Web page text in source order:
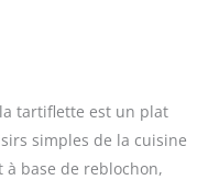
tartiflette est un plat
simples de la cuisine
base de reblochon,